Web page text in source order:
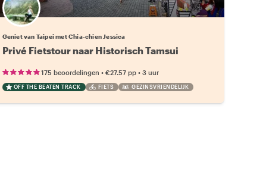
Geniet van Taipei met Chia-chien Jessica
Privé Fietstour naar Historisch Tamsui
175 beoordelingen • €27.57 pp• 3 uur
OFF THE BEATEN TRACK FIETS GEZINSVRIENDELIJK